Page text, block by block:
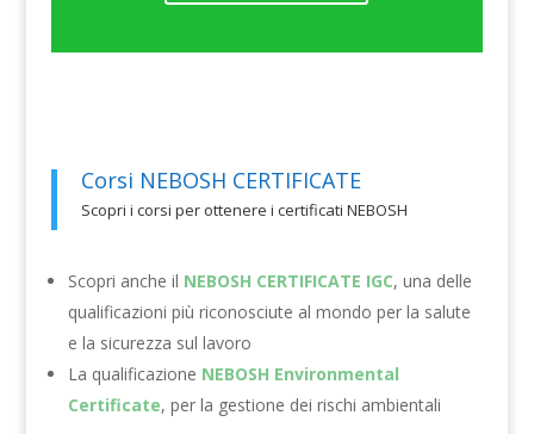
Corsi NEBOSH CERTIFICATE
Scopri i corsi per ottenere i certificati NEBOSH
Scopri anche il NEBOSH CERTIFICATE IGC, una delle
qualificazioni più riconosciute al mondo per la salute
e la sicurezza sul lavoro
La qualificazione NEBOSH Environmental
Certificate, per la gestione dei rischi ambientali